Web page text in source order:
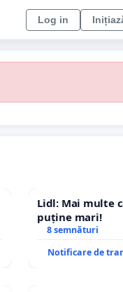
Log in
Lidl: Mai multe
puține mari!
8 semnături
Notificare de